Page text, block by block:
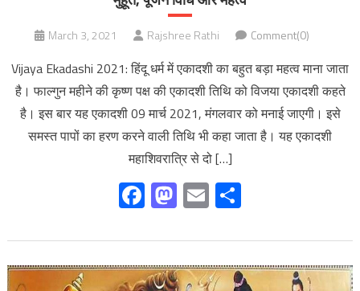
March 3, 2021 Rajshree Rathi Comment(0)
Vijaya Ekadashi 2021: हिंदू धर्म में एकादशी का बहुत बड़ा महत्व माना जाता
है। फाल्गुन महीने की कृष्ण पक्ष की एकादशी तिथि को विजया एकादशी कहते
है। इस बार यह एकादशी 09 मार्च 2021, मंगलवार को मनाई जाएगी। इसे
समस्त पापों का हरण करने वाली तिथि भी कहा जाता है। यह एकादशी
महाशिवरात्रि से दो […]
Facebook
Mastodon
Email